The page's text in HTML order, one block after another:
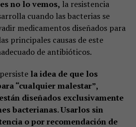
no lo vemos, la resistencia
cuando las bacterias se
medicamentos diseñados para
principales causas de este
de antibióticos.
la idea de que los
“cualquier malestar”,
diseñados exclusivamente
bacterianas. Usarlos sin
o por recomendación de